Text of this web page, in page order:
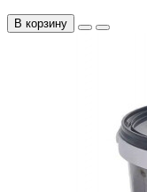
В корзину